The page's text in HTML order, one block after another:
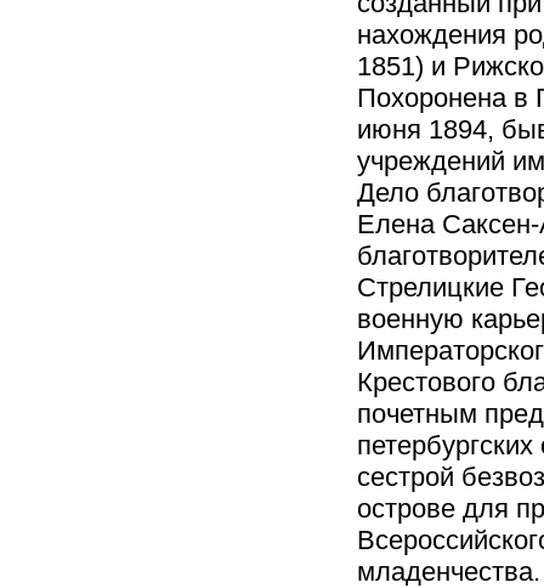
нахождения
1851) и
Похоронена в
июня 1894,
учреждений
Дело
Елена Саксен-
Стрелицкие
военную
Крестового
почетным
сестрой
острове для
младенчества.